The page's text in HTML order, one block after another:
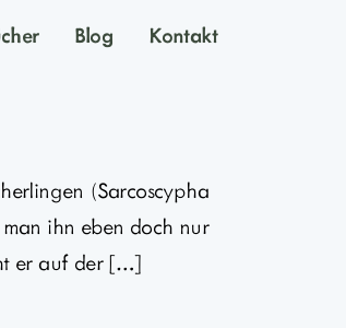
Blog Kontakt
(Sarcoscypha
ihn eben doch nur
er auf der […]